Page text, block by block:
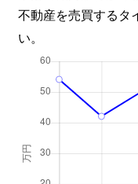
不動産を売買するタ
い。